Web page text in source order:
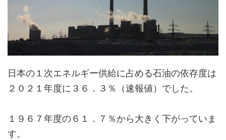
日本の１次エネルギー供給に占める石油の依存度は
２０２１年度に３６．３％（速報値）でした。
１９６７年度の６１．７％から大きく下がっていま
す。